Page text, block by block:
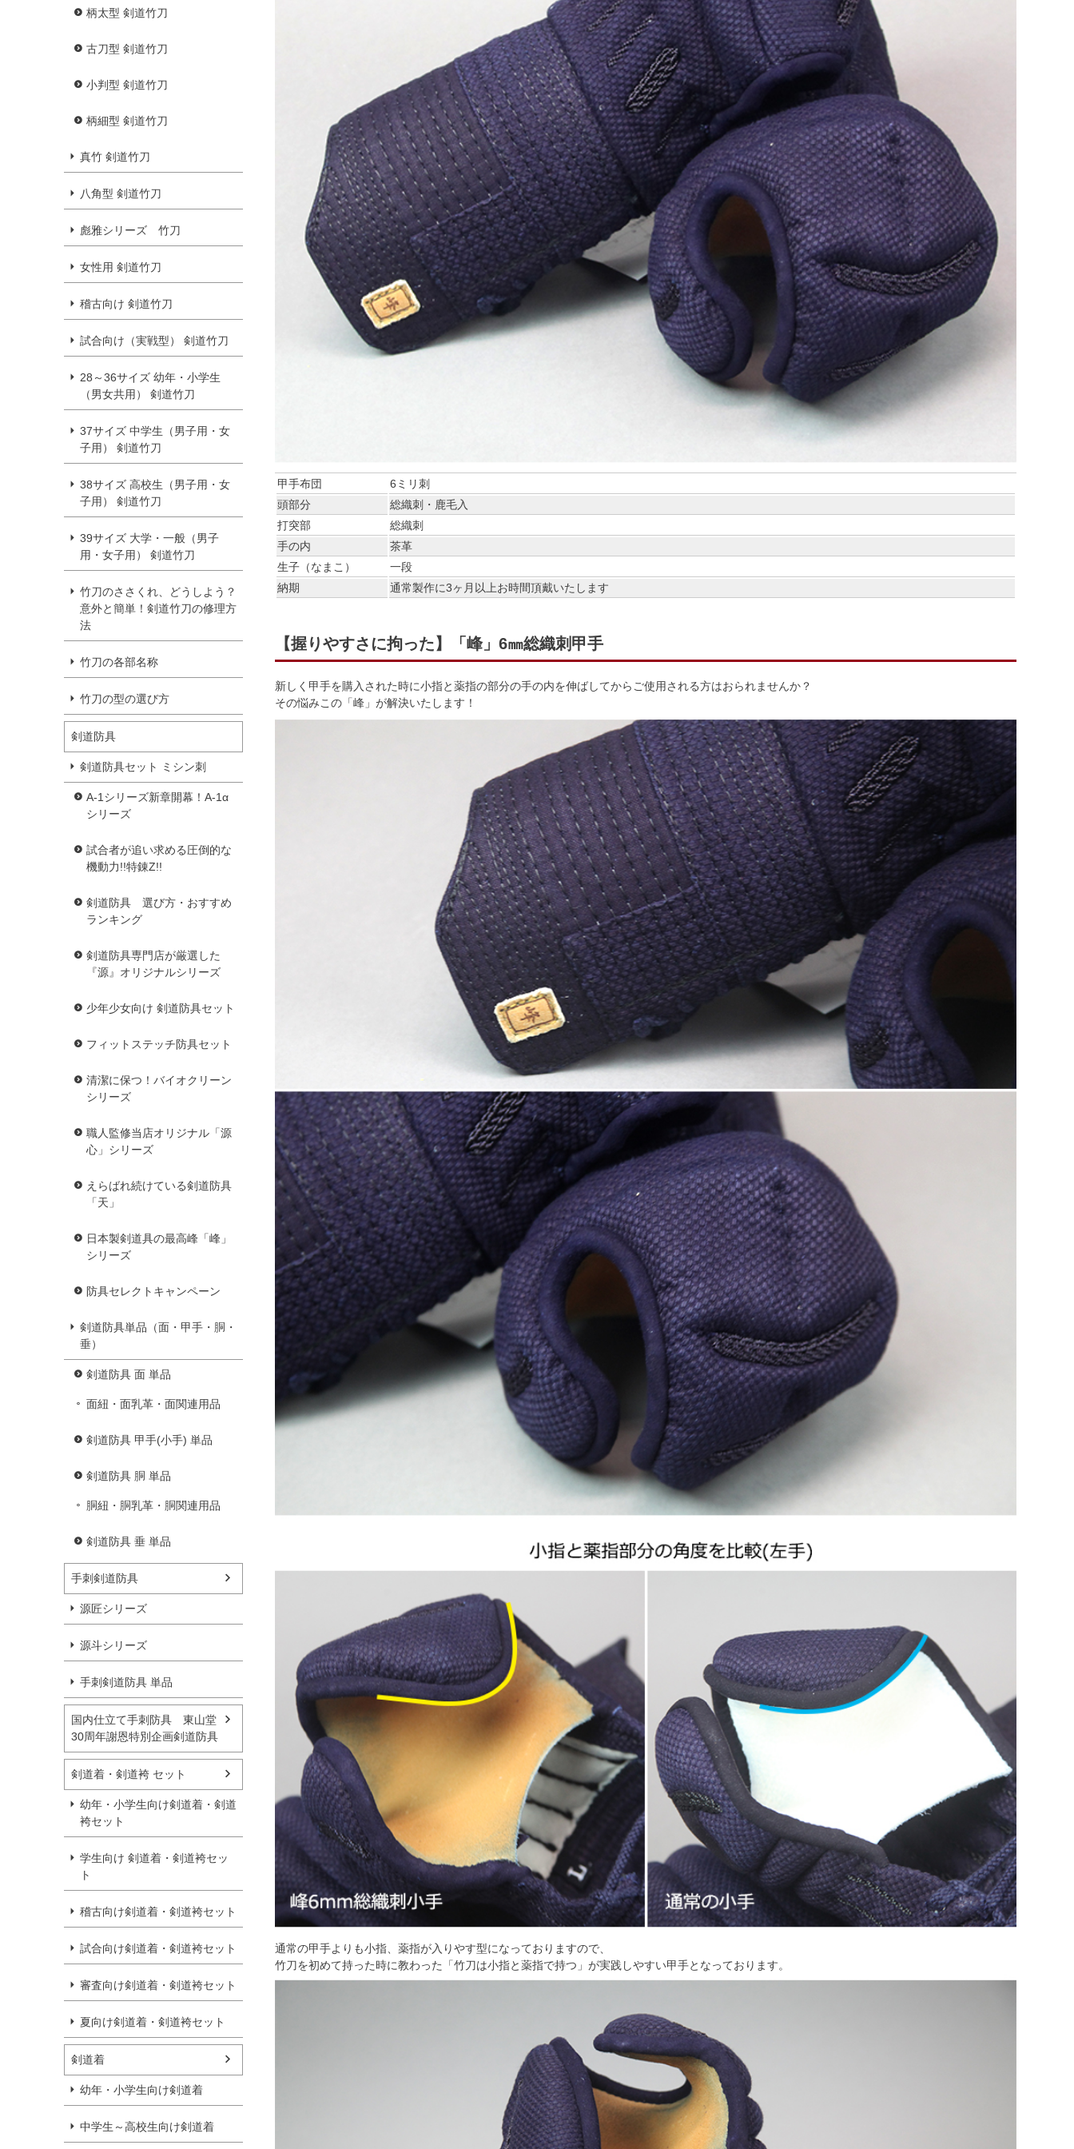
柄太型 剣道竹刀
古刀型 剣道竹刀
小判型 剣道竹刀
柄細型 剣道竹刀
真竹 剣道竹刀
八角型 剣道竹刀
彪雅シリーズ 竹刀
女性用 剣道竹刀
稽古向け 剣道竹刀
試合向け（実戦型） 剣道竹刀
28～36サイズ 幼年・小学生
（男女共用） 剣道竹刀
37サイズ 中学生（男子用・女
子用） 剣道竹刀
38サイズ 高校生（男子用・女
子用） 剣道竹刀
39サイズ 大学・一般（男子
用・女子用） 剣道竹刀
竹刀のささくれ、どうしよう？
意外と簡単！剣道竹刀の修理方
法
竹刀の各部名称
竹刀の型の選び方
剣道防具
剣道防具セット ミシン刺
A-1シリーズ新章開幕！A-1α
シリーズ
試合者が追い求める圧倒的な
機動力!!特錬Z!!
剣道防具 選び方・おすすめ
ランキング
剣道防具専門店が厳選した
『源』オリジナルシリーズ
少年少女向け 剣道防具セット
フィットステッチ防具セット
清潔に保つ！バイオクリーン
シリーズ
職人監修当店オリジナル「源
心」シリーズ
えらばれ続けている剣道防具
「天」
日本製剣道具の最高峰「峰」
シリーズ
防具セレクトキャンペーン
剣道防具単品（面・甲手・胴・
垂）
剣道防具 面 単品
面紐・面乳革・面関連用品
剣道防具 甲手(小手) 単品
剣道防具 胴 単品
胴紐・胴乳革・胴関連用品
剣道防具 垂 単品
手刺剣道防具
源匠シリーズ
源斗シリーズ
手刺剣道防具 単品
国内仕立て手刺防具 東山堂
30周年謝恩特別企画剣道防具
剣道着・剣道袴 セット
幼年・小学生向け剣道着・剣道
袴セット
学生向け 剣道着・剣道袴セッ
ト
稽古向け剣道着・剣道袴セット
試合向け剣道着・剣道袴セット
審査向け剣道着・剣道袴セット
夏向け剣道着・剣道袴セット
剣道着
幼年・小学生向け剣道着
中学生～高校生向け剣道着
甲手布団
6ミリ刺
頭部分
総織刺・鹿毛入
打突部
総織刺
手の内
茶革
生子（なまこ）
一段
納期
通常製作に3ヶ月以上お時間頂戴いたします
【握りやすさに拘った】「峰」6㎜総織刺甲手
新しく甲手を購入された時に小指と薬指の部分の手の内を伸ばしてからご使用される方はおられませんか？
その悩みこの「峰」が解決いたします！
通常の甲手よりも小指、薬指が入りやす型になっておりますので、
竹刀を初めて持った時に教わった「竹刀は小指と薬指で持つ」が実践しやすい甲手となっております。